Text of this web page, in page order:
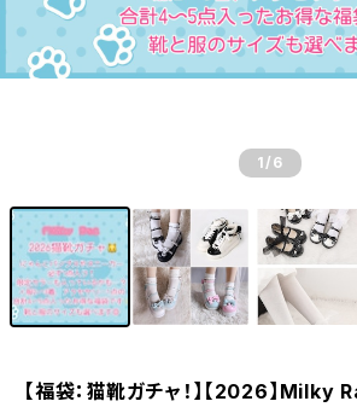
1 /6
【福袋：猫靴ガチャ！】【2026】Milky